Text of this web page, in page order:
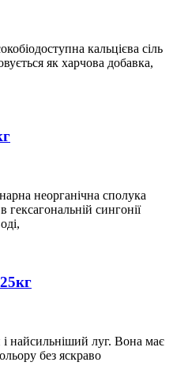
кальцієва сіль
як харчова добавка,
неорганічна сполука
гексагональній сингонії
найсильніший луг. Вона має
без яскраво